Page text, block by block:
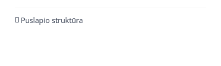
Puslapio struktūra